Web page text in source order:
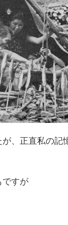
、正直私の記
ですが